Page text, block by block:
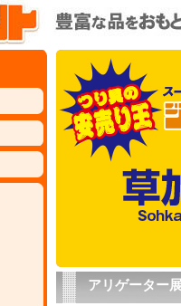
アリゲーター